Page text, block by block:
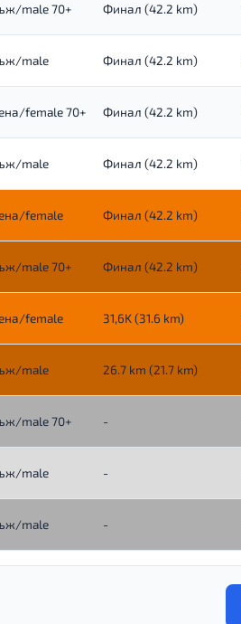
male 70+ Финал (42.2 km)
male Финал (42.2 km)
female 70+ Финал (42.2 km)
male Финал (42.2 km)
female Финал (42.2 km)
male 70+ Финал (42.2 km)
female 31,6K (31.6 km)
male 26.7 km (21.7 km)
male 70+ -
male -
male -